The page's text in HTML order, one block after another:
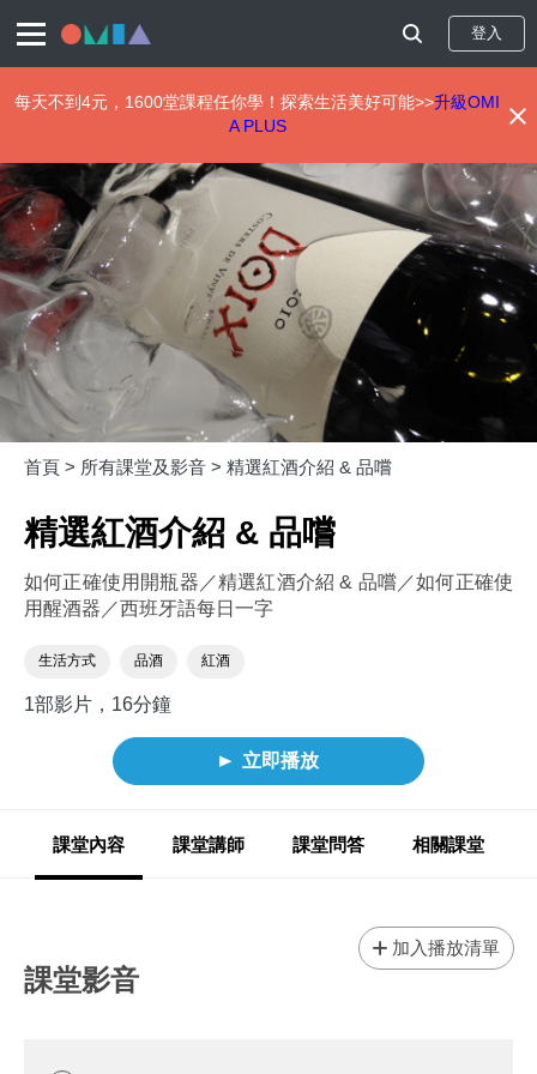
至
主
內
容
登入
每天不到4元，1600堂課程任你學！探索生活美好可能>>升級OMI
A PLUS
首頁 > 所有課堂及影音 > 精選紅酒介紹 & 品嚐
精選紅酒介紹 & 品嚐
如何正確使用開瓶器／精選紅酒介紹 & 品嚐／如何正確使
用醒酒器／西班牙語每日一字
生活方式 品酒 紅酒
1部影片，16分鐘
立即播放
課堂內容 課堂講師 課堂問答 相關課堂
課堂影音
加入播放清單